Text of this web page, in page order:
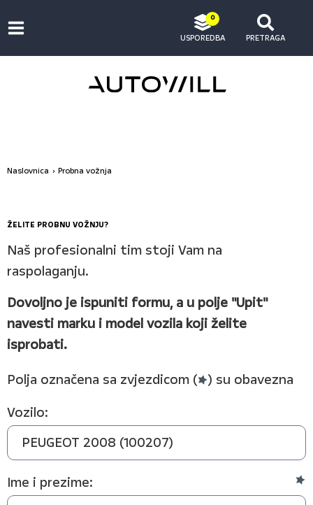
0
USPOREDBA PRETRAGA
Naslovnica Probna vožnja
ŽELITE PROBNU VOŽNJU?
Naš profesionalni tim stoji Vam na
raspolaganju.
Dovoljno je ispuniti formu, a u polje "Upit"
navesti marku i model vozila koji želite
isprobati.
Polja označena sa zvjezdicom (
) su obavezna
Vozilo:
Ime i prezime: